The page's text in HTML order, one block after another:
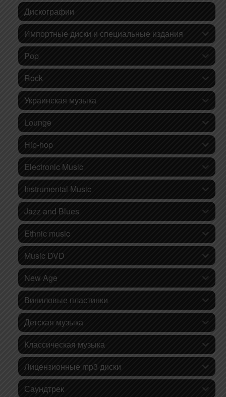
Дискографии
Импортные диски и специальные издания
Pop
Rock
Украинская музыка
Lounge
Hip-hop
Electronic Music
Instrumental Music
Jazz and Blues
Ethnic music
Music DVD
New Age
Виниловые пластинки
Детская музыка
Классическая музыка
Лицензионные mp3 диски
Саундтрек